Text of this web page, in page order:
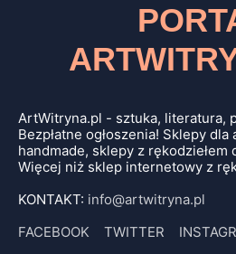
ArtWitryna.pl - sztuka, literatura,
Bezpłatne ogłoszenia! Sklepy
handmade, sklepy z
Więcej niż sklep internetowy z
KONTAKT: info@artwitryna.pl
FACEBOOK
TWITTER